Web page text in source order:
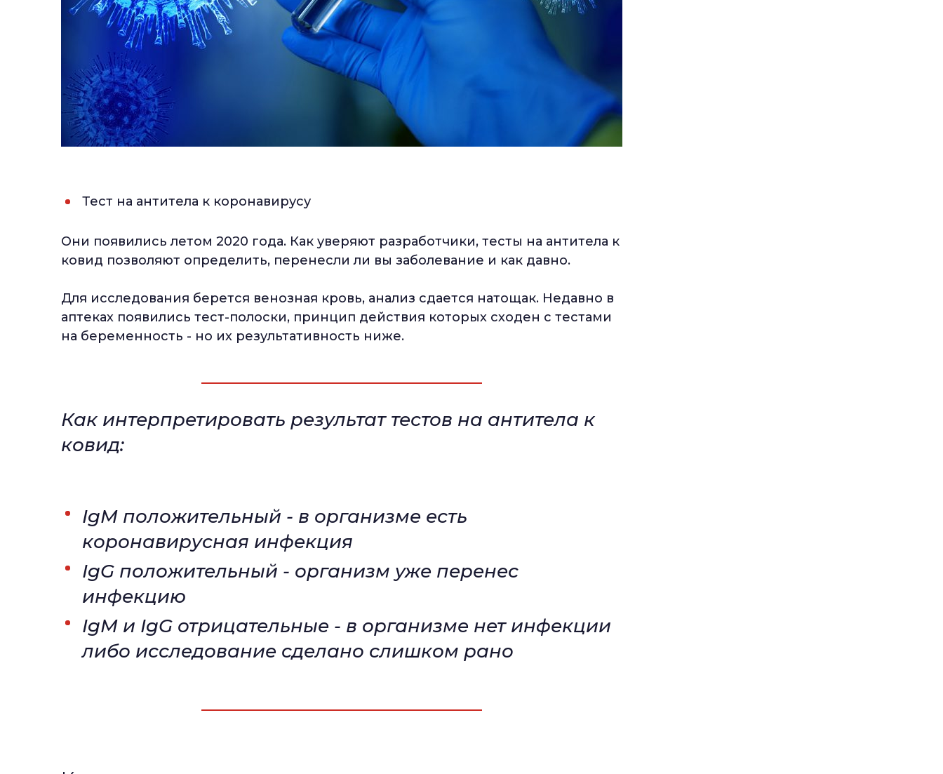
Тест на антитела к коронавирусу
Они появились летом 2020 года. Как уверяют разработчики, тесты на антитела к
ковид позволяют определить, перенесли ли вы заболевание и как давно.
Для исследования берется венозная кровь, анализ сдается натощак. Недавно в
аптеках появились тест-полоски, принцип действия которых сходен с тестами
на беременность - но их результативность ниже.
Как интерпретировать результат тестов на антитела к
ковид:
IgM положительный - в организме есть
коронавирусная инфекция
IgG положительный - организм уже перенес
инфекцию
IgM и IgG отрицательные - в организме нет инфекции
либо исследование сделано слишком рано